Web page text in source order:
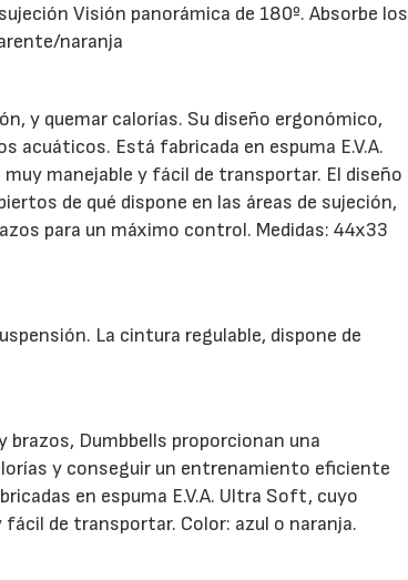
Visión panorámica de 180º. Absorbe los
naranja
y quemar calorías. Su diseño ergonómico,
acuáticos. Está fabricada en espuma E.V.A.
manejable y fácil de transportar. El diseño
de qué dispone en las áreas de sujeción,
para un máximo control. Medidas: 44x33
La cintura regulable, dispone de
Dumbbells proporcionan una
y conseguir un entrenamiento eficiente
en espuma E.V.A. Ultra Soft, cuyo
de transportar. Color: azul o naranja.